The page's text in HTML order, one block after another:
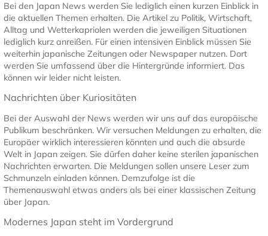
Bei den Japan News werden Sie lediglich einen kurzen Einblick in
die aktuellen Themen erhalten. Die Artikel zu Politik, Wirtschaft,
Alltag und Wetterkapriolen werden die jeweiligen Situationen
lediglich kurz anreißen. Für einen intensiven Einblick müssen Sie
weiterhin japanische Zeitungen oder Newspaper nutzen. Dort
werden Sie umfassend über die Hintergründe informiert. Das
können wir leider nicht leisten.
Nachrichten über Kuriositäten
Bei der Auswahl der News werden wir uns auf das europäische
Publikum beschränken. Wir versuchen Meldungen zu erhalten, die
Europäer wirklich interessieren könnten und auch die absurde
Welt in Japan zeigen. Sie dürfen daher keine sterilen japanischen
Nachrichten erwarten. Die Meldungen sollen unsere Leser zum
Schmunzeln einladen können. Demzufolge ist die
Themenauswahl etwas anders als bei einer klassischen Zeitung
über Japan.
Modernes Japan steht im Vordergrund